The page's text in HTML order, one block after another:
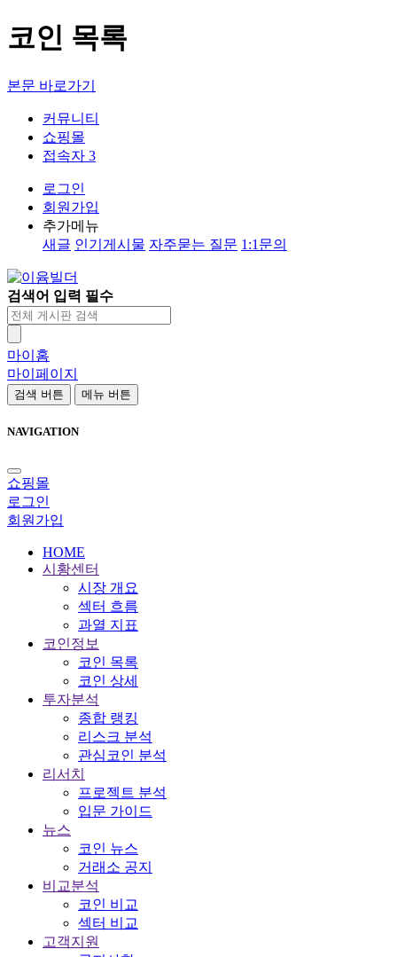
코인 목록
본문 바로가기
커뮤니티
쇼핑몰
접속자 3
로그인
회원가입
추가메뉴
새글 인기게시물 자주묻는 질문 1:1문의
검색어 입력 필수
마이홈
마이페이지
검색 버튼 메뉴 버튼
NAVIGATION
쇼핑몰
로그인
회원가입
HOME
시황센터
시장 개요
섹터 흐름
과열 지표
코인정보
코인 목록
코인 상세
투자분석
종합 랭킹
리스크 분석
관심코인 분석
리서치
프로젝트 분석
입문 가이드
뉴스
코인 뉴스
거래소 공지
비교분석
코인 비교
섹터 비교
고객지원